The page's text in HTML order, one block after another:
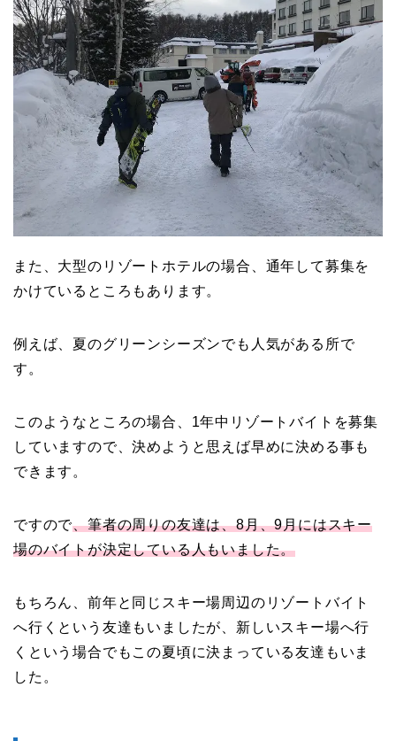
また、大型のリゾートホテルの場合、通年して募集を
かけているところもあります。
例えば、夏のグリーンシーズンでも人気がある所で
す。
このようなところの場合、1年中リゾートバイトを募集
していますので、決めようと思えば早めに決める事も
できます。
ですので、筆者の周りの友達は、8月、9月にはスキー
場のバイトが決定している人もいました。
もちろん、前年と同じスキー場周辺のリゾートバイト
へ行くという友達もいましたが、新しいスキー場へ行
くという場合でもこの夏頃に決まっている友達もいま
した。